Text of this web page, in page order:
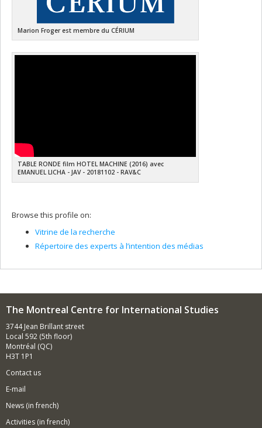
Marion Froger est membre du CÉRIUM
TABLE RONDE film HOTEL MACHINE (2016) avec
EMANUEL LICHA - JAV - 20181102 - RAV&C
Browse this profile on:
Vitrine de la recherche
Répertoire des experts à l’intention des médias
The Montreal Centre for International Studies
3744 Jean Brillant street
Local 592 (5th floor)
Montréal (QC)
H3T 1P1
Contact us
E-mail
News (in french)
Activities (in french)